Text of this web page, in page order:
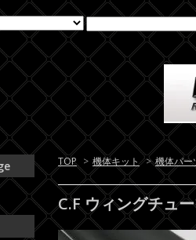
TOP > 機体キット > 機体パ
C.F ウィングチュ